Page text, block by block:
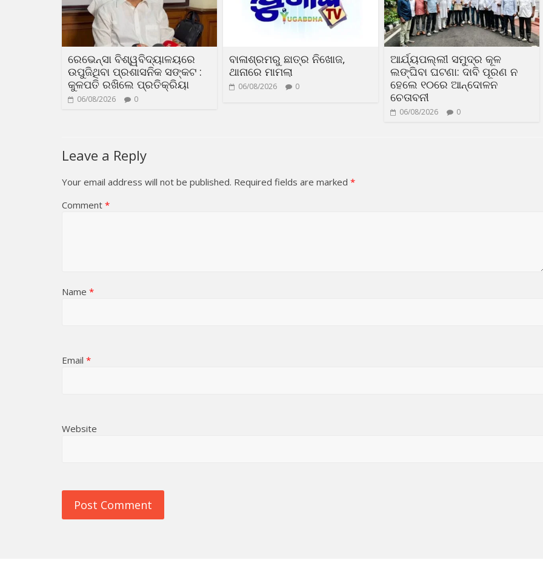
ରେଭେନ୍ସା ବିଶ୍ୱବିଦ୍ୟାଳୟରେ
ଉପୁଜିଥିବା ପ୍ରଶାସନିକ ସଙ୍କଟ :
କୁଳପତି ରଖିଲେ ପ୍ରତିକ୍ରିୟା
06/08/2026 0
ବାଳାଶ୍ରମରୁ ଛାତ୍ର ନିଖୋଜ,
ଥାନାରେ ମାମଲା
06/08/2026 0
ଆର୍ଯ୍ୟପଲ୍ଲୀ ସମୁଦ୍ର କୂଳ
ଲଙ୍ଘିବା ଘଟଣା: ଦାବି ପୂରଣ ନ
ହେଲେ ୧୦ରେ ଆନ୍ଦୋଳନ
ଚେତାବନୀ
06/08/2026 0
Leave a Reply
Your email address will not be published. Required fields are marked *
Comment *
Name *
Email *
Website